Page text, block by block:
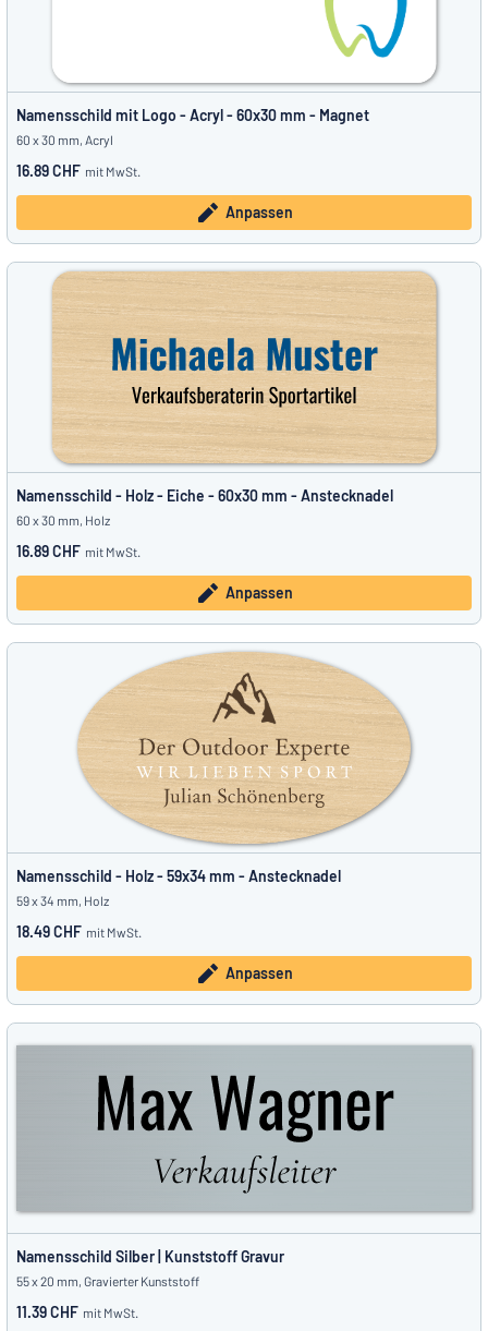
Namensschild mit Logo - Acryl - 60x30 mm - Magnet
60 x 30 mm, Acryl
16.89 CHF mit MwSt.
Anpassen
Namensschild - Holz - Eiche - 60x30 mm - Anstecknadel
60 x 30 mm, Holz
16.89 CHF mit MwSt.
Anpassen
Namensschild - Holz - 59x34 mm - Anstecknadel
59 x 34 mm, Holz
18.49 CHF mit MwSt.
Anpassen
Namensschild Silber | Kunststoff Gravur
55 x 20 mm, Gravierter Kunststoff
11.39 CHF mit MwSt.